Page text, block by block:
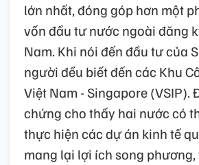
lớn nhất, đóng góp hơn một
vốn đầu tư nước ngoài đăng
Nam. Khi nói đến đầu tư của
người đều biết đến các Khu
Việt Nam - Singapore (VSIP).
chứng cho thấy hai nước có
thực hiện các dự án kinh tế
mang lại lợi ích song